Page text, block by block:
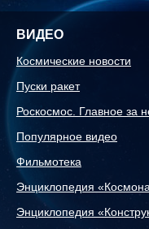
ВИДЕО
Космические новости
Пуски ракет
Роскосмос. Главное за
Популярное видео
Фильмотека
Энциклопедия
Энциклопедия